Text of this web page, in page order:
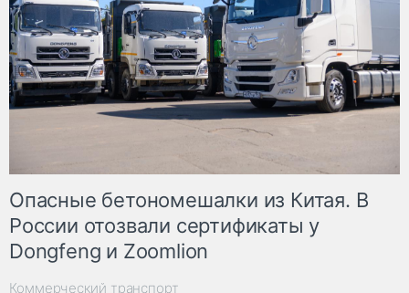
Опасные бетономешалки из Китая. В
России отозвали сертификаты у
Dongfeng и Zoomlion
Коммерческий транспорт